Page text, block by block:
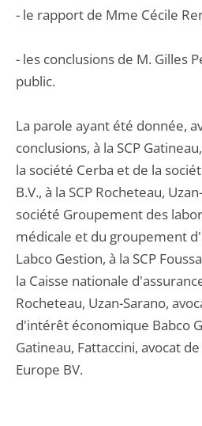
- le rapport de Mme Cécile
- les conclusions de M. Gilles
public.
La parole ayant été donnée,
conclusions, à la SCP
la société Cerba et de la
B.V., à la SCP Rocheteau,
société Groupement des
médicale et du groupement
Labco Gestion, à la SCP
la Caisse nationale
Rocheteau, Uzan-Sarano,
d'intérêt économique Babco
Gatineau, Fattaccini, avocat
Europe BV.